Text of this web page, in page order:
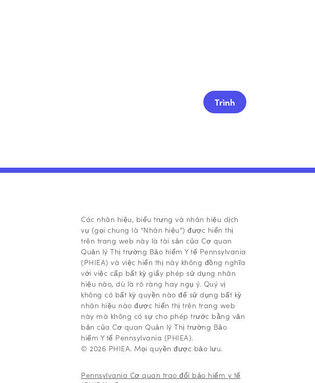
Các nhãn hiệu, biểu trưng và nhãn hiệu dịch
vụ (gọi chung là “Nhãn hiệu”) được hiển thị
trên trang web này là tài sản của Cơ quan
Quản lý Thị trường Bảo hiểm Y tế Pennsylvania
(PHIEA) và việc hiển thị này không đồng nghĩa
với việc cấp bất kỳ giấy phép sử dụng nhãn
hiệu nào, dù là rõ ràng hay ngụ ý. Quý vị
không có bất kỳ quyền nào để sử dụng bất kỳ
nhãn hiệu nào được hiển thị trên trang web
này mà không có sự cho phép trước bằng văn
bản của Cơ quan Quản lý Thị trường Bảo
hiểm Y tế Pennsylvania (PHIEA).
© 2026 PHIEA. Mọi quyền được bảo lưu.
Pennsylvania Cơ quan trao đổi bảo hiểm y tế